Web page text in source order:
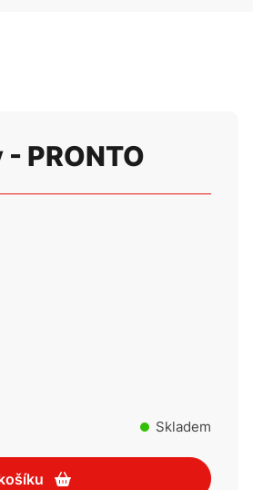
PRONTO
Skladem